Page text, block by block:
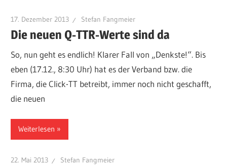
17. Dezember 2013 Stefan Fangmeier
Die neuen Q-TTR-Werte sind da
So, nun geht es endlich! Klarer Fall von „Denkste!“. Bis
eben (17.12., 8:30 Uhr) hat es der Verband bzw. die
Firma, die Click-TT betreibt, immer noch nicht geschafft,
die neuen
Weiterlesen
22. Mai 2013 Stefan Fangmeier